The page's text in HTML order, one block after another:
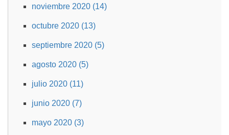
noviembre 2020 (14)
octubre 2020 (13)
septiembre 2020 (5)
agosto 2020 (5)
julio 2020 (11)
junio 2020 (7)
mayo 2020 (3)